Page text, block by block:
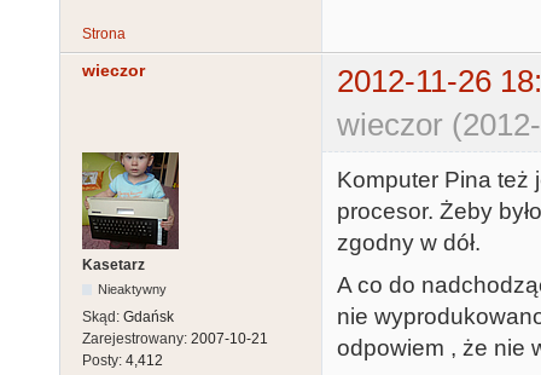
Strona
wieczor
2012-11-26
wieczor
Kasetarz
Nieaktywny
Skąd: Gdańsk
Zarejestrowany: 2007-10-21
Posty: 4,412
Komputer Pina też
procesor. Żeby
zgodny w dół.
A co do
nie
odpowiem , że nie